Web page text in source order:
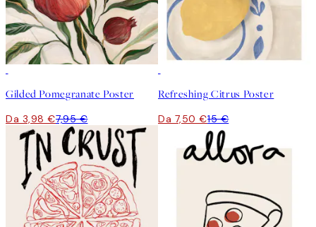
Gilded Pomegranate Poster
Da 3,98 €7,95 €
Refreshing Citrus Poster
Da 7,50 €15 €